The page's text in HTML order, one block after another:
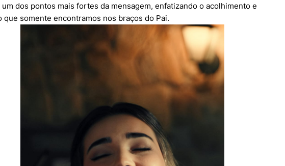
dos pontos mais fortes da mensagem, enfatizando o acolhimento e
que somente encontramos nos braços do Pai.